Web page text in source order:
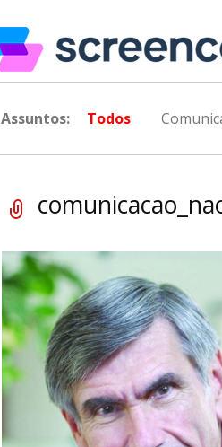
Assuntos: Todos